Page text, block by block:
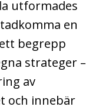
utformades
en
begrepp
strateger –
av
och innebär